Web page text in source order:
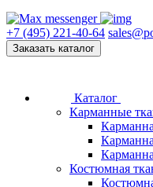
+7 (495) 221-40-64
Заказать каталог
Каталог
Карманные
Костюмная